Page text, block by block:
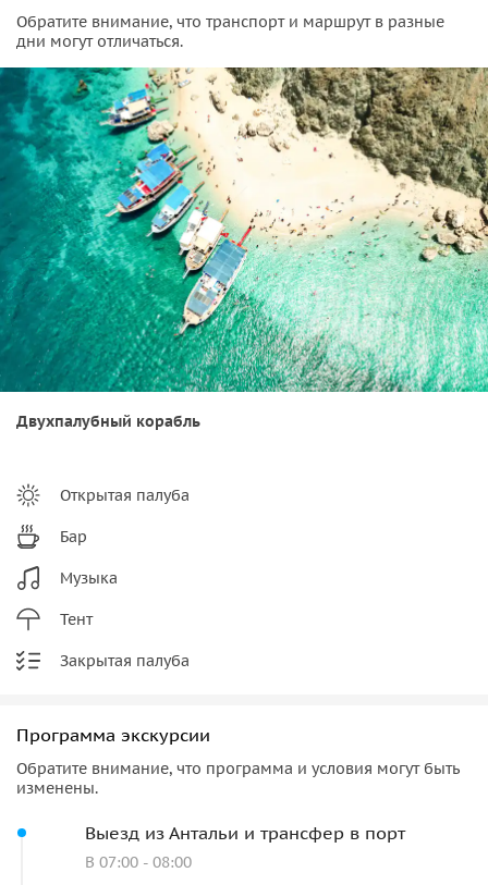
Обратите внимание, что транспорт и маршрут в разные
дни могут отличаться.
Двухпалубный корабль
Открытая палуба
Бар
Музыка
Тент
Закрытая палуба
Программа экскурсии
Обратите внимание, что программа и условия могут быть
изменены.
Выезд из Антальи и трансфер в порт
В 07:00 - 08:00